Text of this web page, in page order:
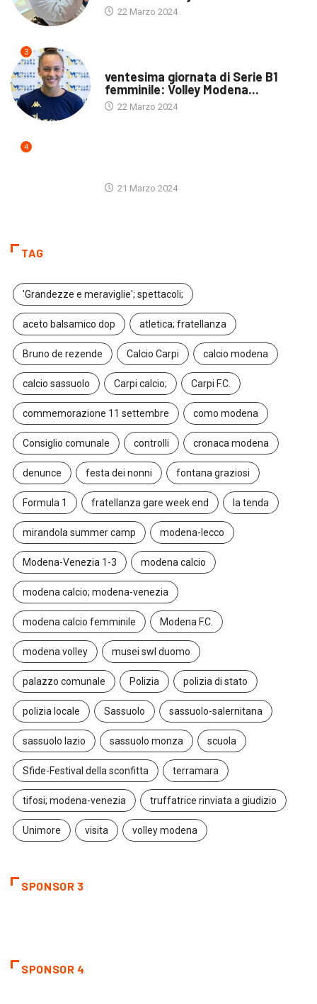
22 Marzo 2024
3
ventesima giornata di Serie B1
femminile: Volley Modena...
22 Marzo 2024
4
21 Marzo 2024
TAG
'Grandezze e meraviglie'; spettacoli;
aceto balsamico dop atletica; fratellanza
Bruno de rezende Calcio Carpi calcio modena
calcio sassuolo Carpi calcio; Carpi F.C.
commemorazione 11 settembre como modena
Consiglio comunale controlli cronaca modena
denunce festa dei nonni fontana graziosi
Formula 1 fratellanza gare week end la tenda
mirandola summer camp modena-lecco
Modena-Venezia 1-3 modena calcio
modena calcio; modena-venezia
modena calcio femminile Modena F.C.
modena volley musei swl duomo
palazzo comunale Polizia polizia di stato
polizia locale Sassuolo sassuolo-salernitana
sassuolo lazio sassuolo monza scuola
Sfide-Festival della sconfitta terramara
tifosi; modena-venezia truffatrice rinviata a giudizio
Unimore visita volley modena
SPONSOR 3
SPONSOR 4